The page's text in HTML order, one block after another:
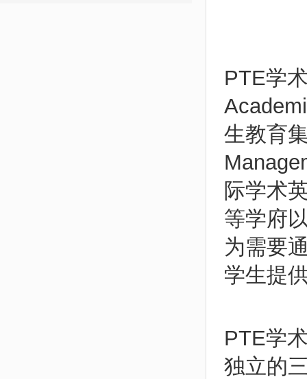
PTE学
生教育
际学术
等学府
为需要
学生提
PTE学
独立的